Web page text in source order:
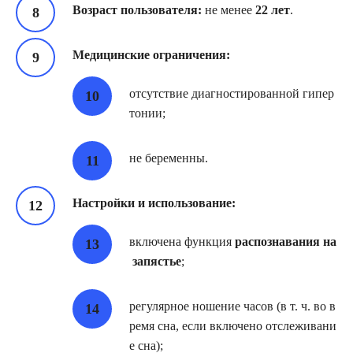
Возраст пользователя: не менее 22 лет.
Медицинские ограничения:
отсутствие диагностированной гипер
тонии;
не беременны.
Настройки и использование:
включена функция распознавания на
запястье;
регулярное ношение часов (в т. ч. во в
ремя сна, если включено отслеживани
е сна);